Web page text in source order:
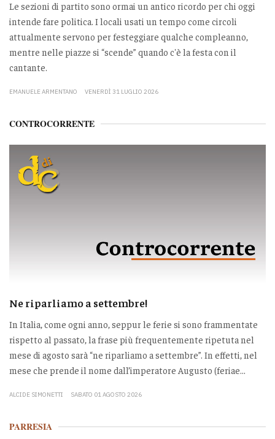
Le sezioni di partito sono ormai un antico ricordo per chi oggi
intende fare politica. I locali usati un tempo come circoli
attualmente servono per festeggiare qualche compleanno,
mentre nelle piazze si “scende” quando c'è la festa con il
cantante.
EMANUELE ARMENTANO VENERDÌ 31 LUGLIO 2026
CONTROCORRENTE
Ne riparliamo a settembre!
In Italia, come ogni anno, seppur le ferie si sono frammentate
rispetto al passato, la frase più frequentemente ripetuta nel
mese di agosto sarà “ne riparliamo a settembre”. In effetti, nel
mese che prende il nome dall’imperatore Augusto (feriae...
ALCIDE SIMONETTI SABATO 01 AGOSTO 2026
PARRESIA